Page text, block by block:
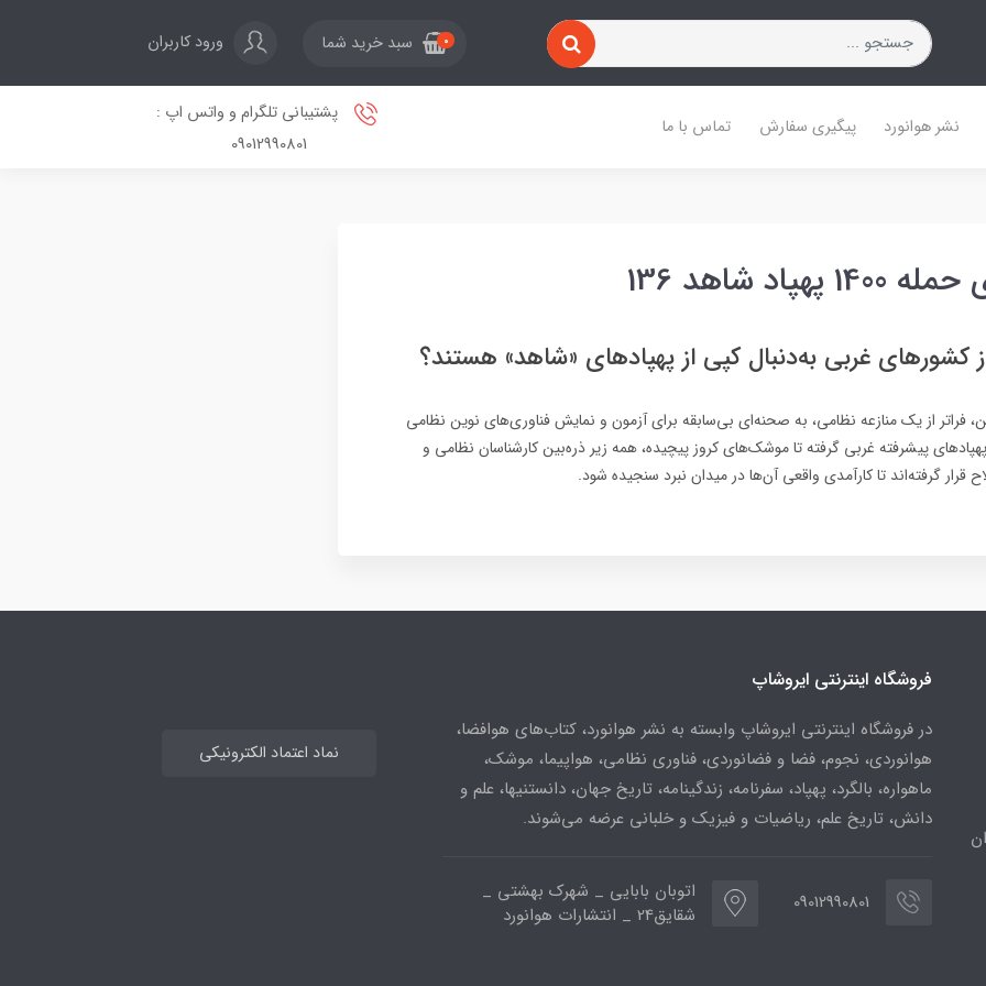
0 سبد خرید شما ورود کاربران
نشر هوانورد پیگیری سفارش تماس با ما
پشتیبانی تلگرام و واتس اپ :
09012990801
شاهد 136
کشورهای غربی به‌دنبال کپی از پهپادهای «شاهد» هستند؟
فراتر از یک منازعه نظامی، به صحنه‌ای بی‌سابقه برای آزمون و نمایش فناوری‌های نوین نظامی
پیشرفته غربی گرفته تا موشک‌های کروز پیچیده، همه زیر ذره‌بین کارشناسان نظامی و
قرار گرفته‌اند تا کارآمدی واقعی آن‌ها در میدان نبرد سنجیده شود.
فروشگاه اینترنتی ایروشاپ
در فروشگاه اینترنتی ایروشاپ وابسته به نشر هوانورد، کتاب‌های هوافضا،
هوانوردی، نجوم، فضا و فضانوردی، فناوری نظامی، هواپیما، موشک،
ماهواره، بالگرد، پهپاد، سفرنامه، زندگینامه، تاریخ جهان، دانستنیها، علم و
دانش، تاریخ علم، ریاضیات و فیزیک و خلبانی عرضه می‌شوند.
09012990801
اتوبان بابایی _ شهرک بهشتی _
شقایق24 _ انتشارات هوانورد
نماد اعتماد الکترونیکی